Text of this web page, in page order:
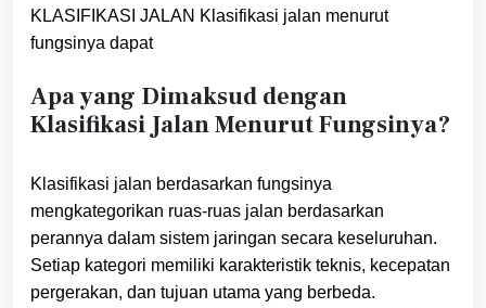
KLASIFIKASI JALAN Klasifikasi jalan menurut
fungsinya dapat
Apa yang Dimaksud dengan
Klasifikasi Jalan Menurut Fungsinya?
Klasifikasi jalan berdasarkan fungsinya
mengkategorikan ruas-ruas jalan berdasarkan
perannya dalam sistem jaringan secara keseluruhan.
Setiap kategori memiliki karakteristik teknis, kecepatan
pergerakan, dan tujuan utama yang berbeda.